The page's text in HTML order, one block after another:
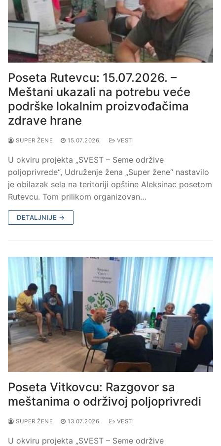
Poseta Rutevcu: 15.07.2026. –
Meštani ukazali na potrebu veće
podrške lokalnim proizvođačima
zdrave hrane
SUPER ŽENE 15.07.2026. VESTI
U okviru projekta „SVEST – Seme održive
poljoprivrede“, Udruženje žena „Super žene“ nastavilo
je obilazak sela na teritoriji opštine Aleksinac posetom
Rutevcu. Tom prilikom organizovan…
DETALJNIJE →
Poseta Vitkovcu: Razgovor sa
meštanima o održivoj poljoprivredi
SUPER ŽENE 13.07.2026. VESTI
U okviru projekta „SVEST – Seme održive